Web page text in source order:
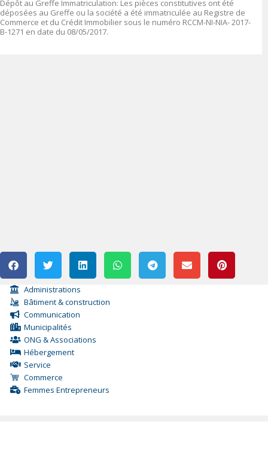
Dépôt au Greffe Immatriculation: Les pièces constitutives ont été
déposées au Greffe ou la société a été immatriculée au Registre de
Commerce et du Crédit Immobilier sous le numéro RCCM-NI-NIA- 2017-
B-1271 en date du 08/05/2017.
Administrations
Bâtiment & construction
Communication
Municipalités
ONG & Associations
Hébergement
Service
Commerce
Femmes Entrepreneurs